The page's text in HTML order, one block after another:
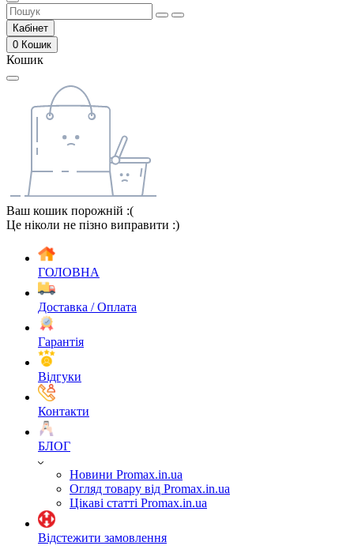
Кабінет
0 Кошик
Кошик
Ваш кошик порожній :(
Це ніколи не пізно виправити :)
ГОЛОВНА
Доставка / Оплата
Гарантія
Відгуки
Контакти
БЛОГ
Новини Promax.in.ua
Огляд товару від Promax.in.ua
Цікаві статті Promax.in.ua
Відстежити замовлення